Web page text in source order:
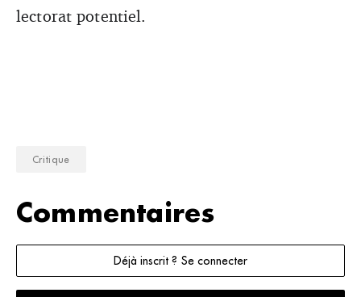
lectorat potentiel.
Critique
Commentaires
Déjà inscrit ? Se connecter